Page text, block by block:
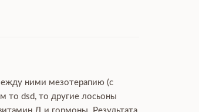
ними мезотерапию (с
то dsd, то другие лосьоны